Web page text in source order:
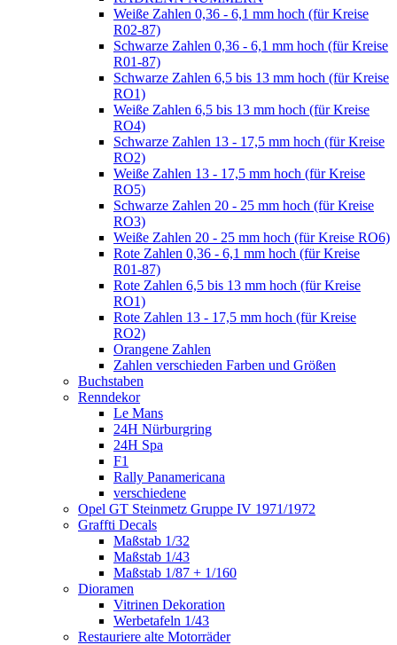
Weiße Zahlen 0,36 - 6,1 mm hoch (für Kreise
R02-87)
Schwarze Zahlen 0,36 - 6,1 mm hoch (für Kreise
R01-87)
Schwarze Zahlen 6,5 bis 13 mm hoch (für Kreise
RO1)
Weiße Zahlen 6,5 bis 13 mm hoch (für Kreise
RO4)
Schwarze Zahlen 13 - 17,5 mm hoch (für Kreise
RO2)
Weiße Zahlen 13 - 17,5 mm hoch (für Kreise
RO5)
Schwarze Zahlen 20 - 25 mm hoch (für Kreise
RO3)
Weiße Zahlen 20 - 25 mm hoch (für Kreise RO6)
Rote Zahlen 0,36 - 6,1 mm hoch (für Kreise
R01-87)
Rote Zahlen 6,5 bis 13 mm hoch (für Kreise
RO1)
Rote Zahlen 13 - 17,5 mm hoch (für Kreise
RO2)
Orangene Zahlen
Zahlen verschieden Farben und Größen
Buchstaben
Renndekor
Le Mans
24H Nürburgring
24H Spa
F1
Rally Panamericana
verschiedene
Opel GT Steinmetz Gruppe IV 1971/1972
Graffti Decals
Maßstab 1/32
Maßstab 1/43
Maßstab 1/87 + 1/160
Dioramen
Vitrinen Dekoration
Werbetafeln 1/43
Restauriere alte Motorräder